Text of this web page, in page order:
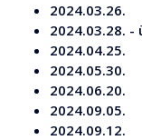
2024.03.26.
2024.03.28.
2024.04.25.
2024.05.30.
2024.06.20.
2024.09.05.
2024.09.12.